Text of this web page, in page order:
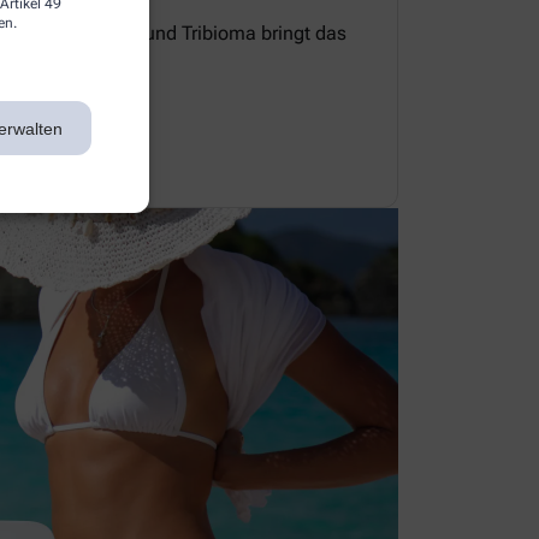
49
und Tribioma bringt das